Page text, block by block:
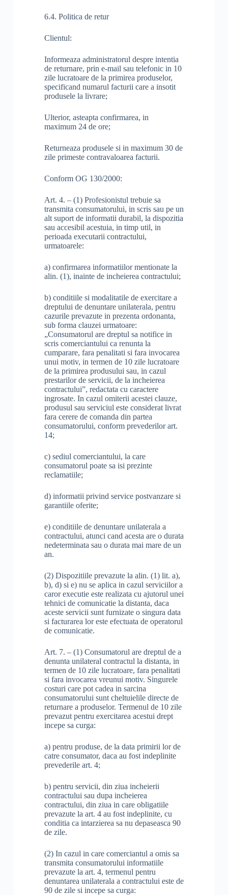
6.4. Politica de retur
Clientul:
Informeaza administratorul despre intentia
de returnare, prin e-mail sau telefonic in 10
zile lucratoare de la primirea produselor,
specificand numarul facturii care a insotit
produsele la livrare;
Ulterior, asteapta confirmarea, in
maximum 24 de ore;
Returneaza produsele si in maximum 30 de
zile primeste contravaloarea facturii.
Conform OG 130/2000:
Art. 4. – (1) Profesionistul trebuie sa
transmita consumatorului, in scris sau pe un
alt suport de informatii durabil, la dispozitia
sau accesibil acestuia, in timp util, in
perioada executarii contractului,
urmatoarele:
a) confirmarea informatiilor mentionate la
alin. (1), inainte de incheierea contractului;
b) conditiile si modalitatile de exercitare a
dreptului de denuntare unilaterala, pentru
cazurile prevazute in prezenta ordonanta,
sub forma clauzei urmatoare:
„Consumatorul are dreptul sa notifice in
scris comerciantului ca renunta la
cumparare, fara penalitati si fara invocarea
unui motiv, in termen de 10 zile lucratoare
de la primirea produsului sau, in cazul
prestarilor de servicii, de la incheierea
contractului”, redactata cu caractere
ingrosate. In cazul omiterii acestei clauze,
produsul sau serviciul este considerat livrat
fara cerere de comanda din partea
consumatorului, conform prevederilor art.
14;
c) sediul comerciantului, la care
consumatorul poate sa isi prezinte
reclamatiile;
d) informatii privind service postvanzare si
garantiile oferite;
e) conditiile de denuntare unilaterala a
contractului, atunci cand acesta are o durata
nedeterminata sau o durata mai mare de un
an.
(2) Dispozitiile prevazute la alin. (1) lit. a),
b), d) si e) nu se aplica in cazul serviciilor a
caror executie este realizata cu ajutorul unei
tehnici de comunicatie la distanta, daca
aceste servicii sunt furnizate o singura data
si facturarea lor este efectuata de operatorul
de comunicatie.
Art. 7. – (1) Consumatorul are dreptul de a
denunta unilateral contractul la distanta, in
termen de 10 zile lucratoare, fara penalitati
si fara invocarea vreunui motiv. Singurele
costuri care pot cadea in sarcina
consumatorului sunt cheltuielile directe de
returnare a produselor. Termenul de 10 zile
prevazut pentru exercitarea acestui drept
incepe sa curga:
a) pentru produse, de la data primirii lor de
catre consumator, daca au fost indeplinite
prevederile art. 4;
b) pentru servicii, din ziua incheierii
contractului sau dupa incheierea
contractului, din ziua in care obligatiile
prevazute la art. 4 au fost indeplinite, cu
conditia ca intarzierea sa nu depaseasca 90
de zile.
(2) In cazul in care comerciantul a omis sa
transmita consumatorului informatiile
prevazute la art. 4, termenul pentru
denuntarea unilaterala a contractului este de
90 de zile si incepe sa curga: